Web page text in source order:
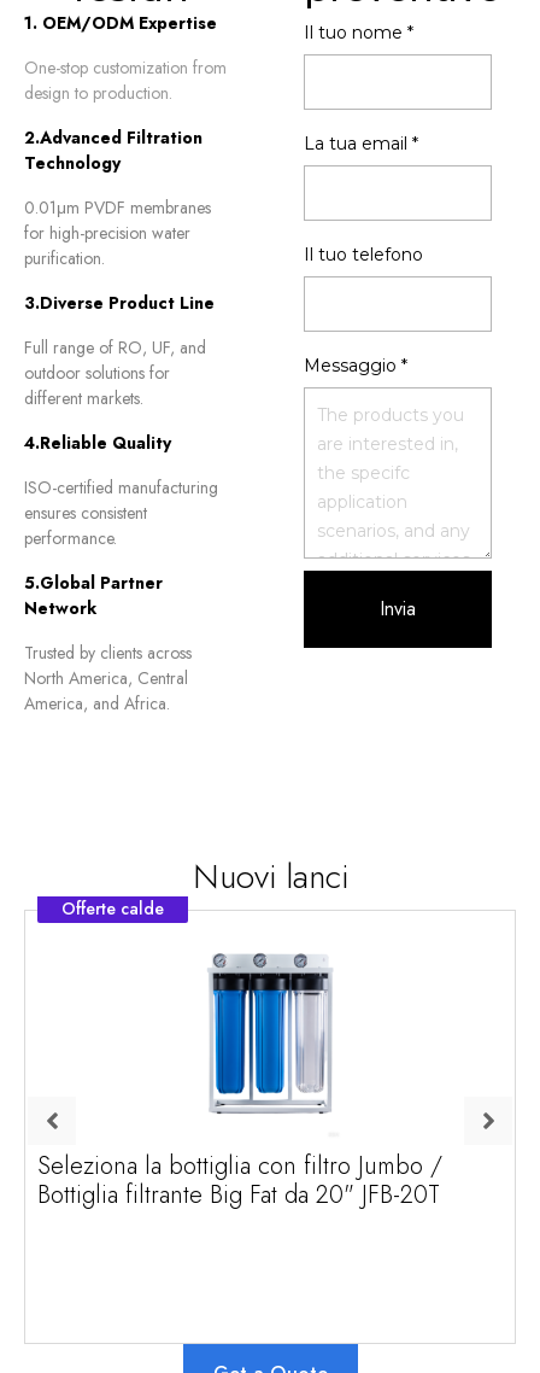
1. OEM/ODM Expertise
One-stop customization from
design to production.
2.Advanced Filtration
Technology
0.01μm PVDF membranes
for high-precision water
purification.
3.Diverse Product Line
Full range of RO, UF, and
outdoor solutions for
different markets.
4.Reliable Quality
ISO-certified manufacturing
ensures consistent
performance.
5.Global Partner
Network
Trusted by clients across
North America, Central
America, and Africa.
Il tuo nome *
La tua email *
Il tuo telefono
Messaggio *
Invia
Nuovi lanci
Offerte calde
Seleziona la bottiglia con filtro Jumbo /
Bottiglia filtrante Big Fat da 20" JFB-20T